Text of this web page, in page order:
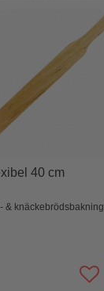
40 cm
& knäckebrödsbakning